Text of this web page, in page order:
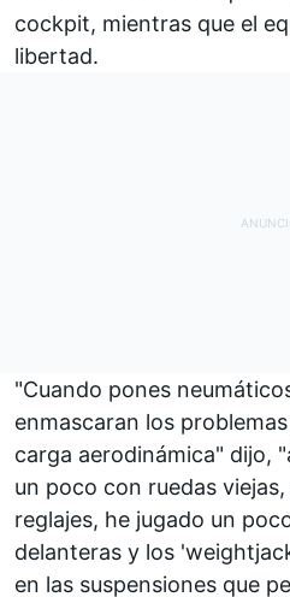
cockpit, mientras que el
libertad.
"Cuando pones
enmascaran los
carga aerodinámica" dijo,
un poco con ruedas
reglajes, he jugado un
delanteras y los
en las suspensiones que